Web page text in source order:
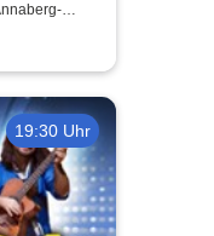
19:30 Uhr